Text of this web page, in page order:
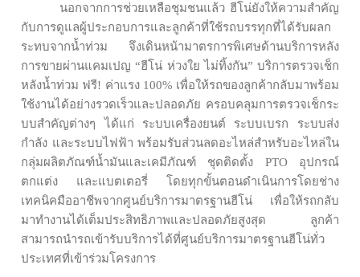
นอกจากการช่วยเหลือชุมชนแล้ว ฮีโน่ยังให้ความสำคัญ
กับการดูแลผู้ประกอบการและลูกค้าที่ใช้รถบรรทุกที่ได้รับผลก
ระทบจากน้ำท่วม จึงเดินหน้ามาตรการพิเศษด้านบริการหลัง
การขายผ่านแคมเปญ“ฮีโน่ ห่วงใย ไม่ทิ้งกัน” บริการตรวจเช็ก
หลังน้ำท่วม ฟรี! ค่าแรง 100% เพื่อให้รถของลูกค้ากลับมาพร้อม
ใช้งานได้อย่างรวดเร็วและปลอดภัย ครอบคลุมการตรวจเช็กระ
บบสำคัญต่างๆ ได้แก่ ระบบเครื่องยนต์ ระบบเบรก ระบบส่ง
กำลัง และระบบไฟฟ้า พร้อมรับส่วนลดอะไหล่สำหรับอะไหล่ใน
กลุ่มผลิตภัณฑ์น้ำมันและเคมีภัณฑ์ ชุดติดตั้ง PTO อุปกรณ์
ตกแต่ง และแบตเตอรี่ โดยทุกขั้นตอนดำเนินการโดยช่าง
เทคนิคมืออาชีพจากศูนย์บริการมาตรฐานฮีโน่ เพื่อให้รถกลับ
มาทำงานได้เต็มประสิทธิภาพและปลอดภัยสูงสุด ลูกค้า
สามารถนำรถเข้ารับบริการได้ที่ศูนย์บริการมาตรฐานฮีโน่ทั่ว
ประเทศที่เข้าร่วมโครงการ